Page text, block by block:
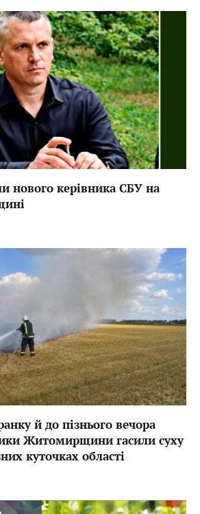
нового керівника СБУ на
й до пізнього вечора
Житомирщини гасили суху
куточках області